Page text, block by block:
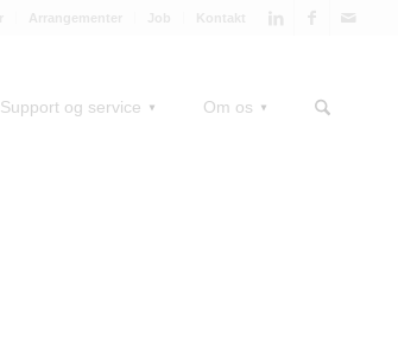
Support og service Om os